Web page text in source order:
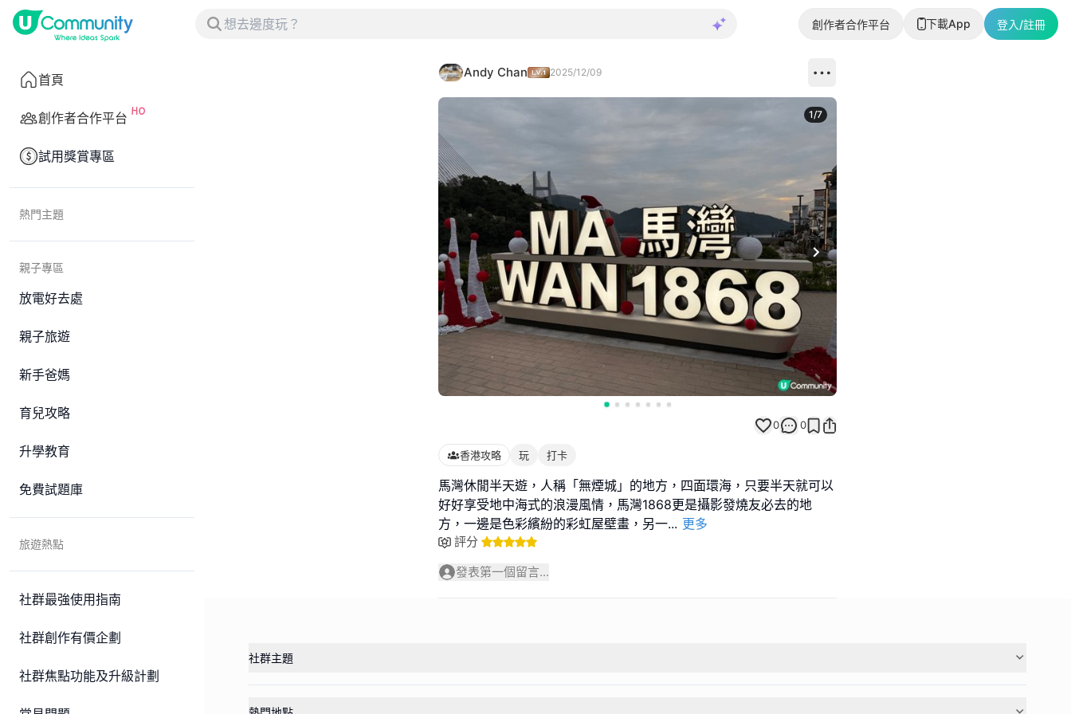
創作者合作平台 下載App 登入/註冊
首頁
創作者合作平台
試用獎賞專區
熱門主題
親子專區
放電好去處
親子旅遊
新手爸媽
育兒攻略
升學教育
免費試題庫
旅遊熱點
社群最強使用指南
社群創作有價企劃
社群焦點功能及升級計劃
Andy Chan 2025/12/09
Next slide
1/7
0 0
香港攻略 玩 打卡
馬灣休閒半天遊，人稱「無煙城」的地方，四面環海，只要半天就可以
好好享受地中海式的浪漫風情，馬灣1868更是攝影發燒友必去的地
方，一邊是色彩繽紛的彩虹屋壁畫，另一... 更多
評分
發表第一個留言...
社群主題